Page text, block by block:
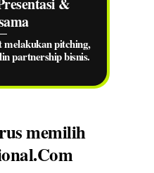
melakukan pitching,
partnership bisnis.
memilih